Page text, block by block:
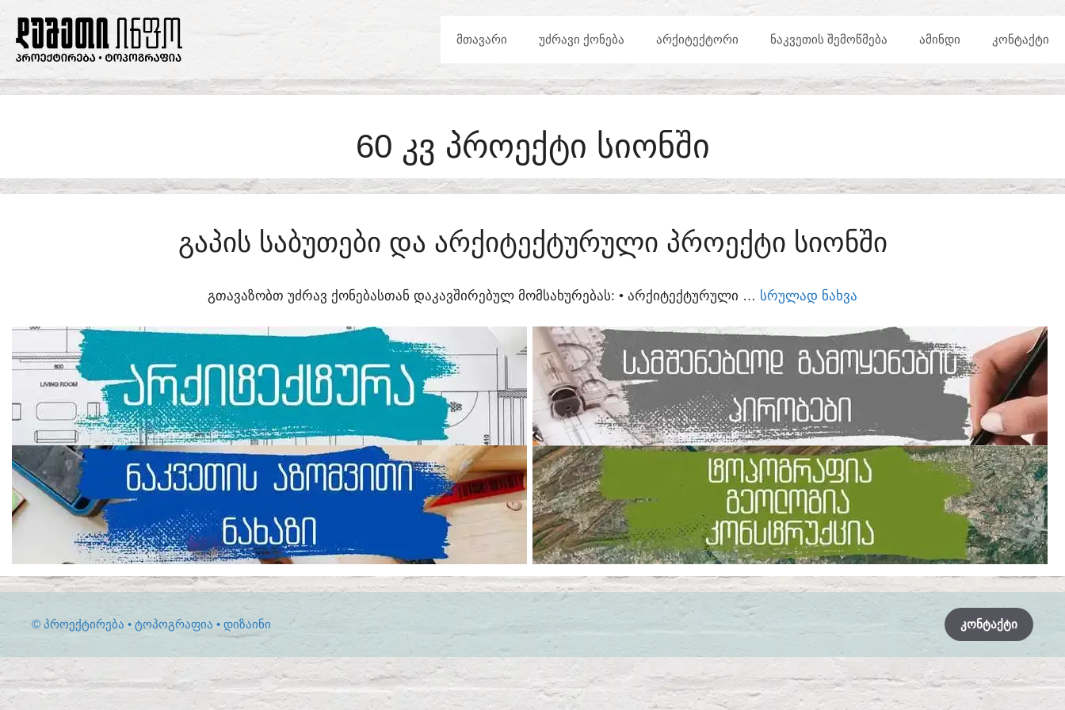
CONTENT
ᲛᲗᲐᲕᲐᲠᲘ ᲣᲫᲠᲐᲕᲘ ᲥᲝᲜᲔᲑᲐ ᲐᲠᲥᲘᲢᲔᲥᲢᲝᲠᲘ ᲜᲐᲙᲕᲔᲗᲘᲡ ᲨᲔᲛᲝᲬᲛᲔᲑᲐ ᲐᲛᲘᲜᲓᲘ ᲙᲝᲜᲢᲐᲥᲢᲘ
60 ᲙᲕ ᲞᲠᲝᲔᲥᲢᲘ ᲡᲘᲝᲜᲨᲘ
ᲒᲐᲞᲘᲡ ᲡᲐᲑᲣᲗᲔᲑᲘ ᲓᲐ ᲐᲠᲥᲘᲢᲔᲥᲢᲣᲠᲣᲚᲘ ᲞᲠᲝᲔᲥᲢᲘ ᲡᲘᲝᲜᲨᲘ
ᲒᲗᲐᲕᲐᲖᲝᲑᲗ ᲣᲫᲠᲐᲕ ᲥᲝᲜᲔᲑᲐᲡᲗᲐᲜ ᲓᲐᲙᲐᲕᲨᲘᲠᲔᲑᲣᲚ ᲛᲝᲛᲡᲐᲮᲣᲠᲔᲑᲐᲡ:​ • ᲐᲠᲥᲘᲢᲔᲥᲢᲣᲠᲣᲚᲘ … ᲡᲠᲣᲚᲐᲓ ᲜᲐᲮᲕᲐ
ᲙᲝᲜᲢᲐᲥᲢᲘ
© ᲞᲠᲝᲔᲥᲢᲘᲠᲔᲑᲐ • ᲢᲝᲞᲝᲒᲠᲐᲤᲘᲐ • ᲓᲘᲖᲐᲘᲜᲘ